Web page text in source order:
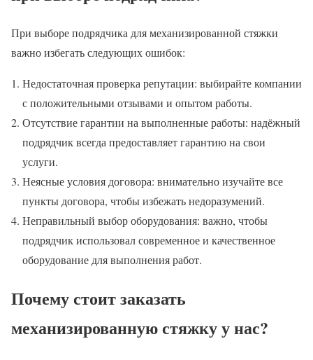
При выборе подрядчика для механизированной стяжки
важно избегать следующих ошибок:
Недостаточная проверка репутации: выбирайте компании
с положительными отзывами и опытом работы.
Отсутствие гарантии на выполненные работы: надёжный
подрядчик всегда предоставляет гарантию на свои
услуги.
Неясные условия договора: внимательно изучайте все
пункты договора, чтобы избежать недоразумений.
Неправильный выбор оборудования: важно, чтобы
подрядчик использовал современное и качественное
оборудование для выполнения работ.
Почему стоит заказать
механизированную стяжку у нас?